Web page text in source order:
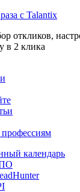
с Talantix
откликов,
в 2 клика
календарь
ПО